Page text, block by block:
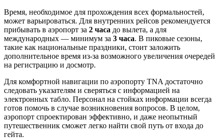
Время, необходимое для прохождения всех формальностей,
может варьироваться. Для внутренних рейсов рекомендуется
прибывать в аэропорт за 2 часа до вылета, а для
международных — минимум за 3 часа. В пиковые сезоны,
такие как национальные праздники, стоит заложить
дополнительное время из-за возможного увеличения очередей
на регистрацию и досмотр.
Для комфортной навигации по аэропорту TNA достаточно
следовать указателям и сверяться с информацией на
электронных табло. Персонал на стойках информации всегда
готов помочь в случае возникновения вопросов. В целом,
аэропорт спроектирован эффективно, и даже неопытный
путешественник сможет легко найти свой путь от входа до
гейта.